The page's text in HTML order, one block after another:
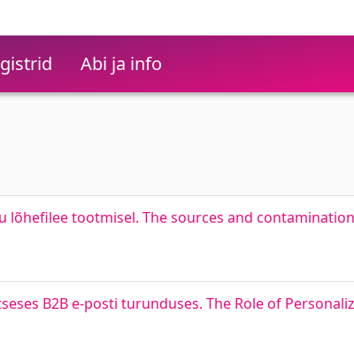
Abi ja info
lõhefilee tootmisel. The sources and
B2B e-posti turunduses. The Role of